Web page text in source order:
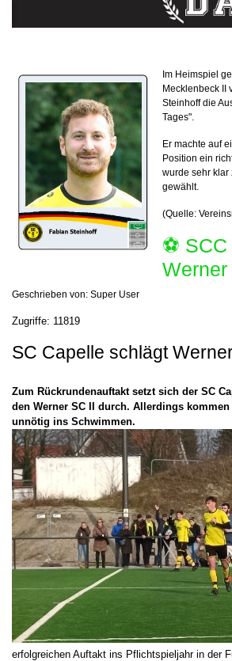
Im Heimspiel
Mecklenbeck II
Steinhoff die
Tages".
Er machte auf
Position ein
wurde sehr klar
gewählt.
(Quelle:
⚽️
Werner
Geschrieben von: Super User
Zugriffe: 11819
SC Capelle schlägt
Zum Rückrundenauftakt setzt sich der SC
den Werner SC II durch. Allerdings
unnötig ins Schwimmen.
erfolgreichen Auftakt ins Pflichtspieljahr in der